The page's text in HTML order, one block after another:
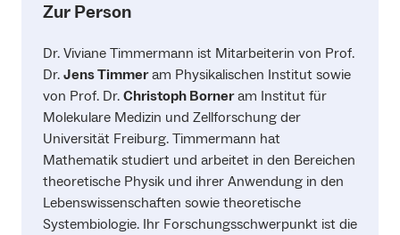
Zur Person
Dr. Viviane Timmermann ist Mitarbeiterin von Prof.
Dr. Jens Timmeram Physikalischen Institut sowie
von Prof. Dr. Christoph Borneram Institut für
Molekulare Medizin und Zellforschung der
Universität Freiburg. Timmermann hat
Mathematik studiert und arbeitet in den Bereichen
theoretische Physik und ihrer Anwendung in den
Lebenswissenschaften sowie theoretische
Systembiologie. Ihr Forschungsschwerpunkt ist die